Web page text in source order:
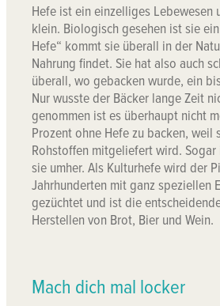
Hefe ist ein einzelliges Lebewesen
klein. Biologisch gesehen ist sie
Hefe“ kommt sie überall in der
Nahrung findet. Sie hat also auch
überall, wo gebacken wurde, ein
Nur wusste der Bäcker lange Zeit
genommen ist es überhaupt nicht
Prozent ohne Hefe zu backen, weil
Rohstoffen mitgeliefert wird.
sie umher. Als Kulturhefe wird der
Jahrhunderten mit ganz speziellen
gezüchtet und ist die
Herstellen von Brot, Bier und Wein.
Mach dich mal locker